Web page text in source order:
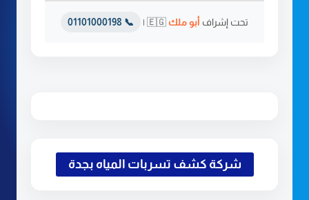
تحت إشراف أبو ملك 📞 01101000198
شركة كشف تسربات المياه بجدة